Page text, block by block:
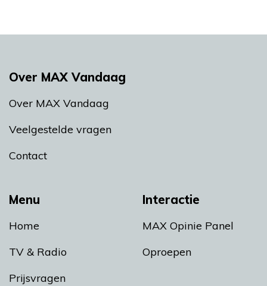
Menu
Home
TV & Radio
Prijsvragen
Interactie
MAX Opinie Panel
Oproepen
Over MAX Vandaag
Over MAX Vandaag
Veelgestelde vragen
Contact